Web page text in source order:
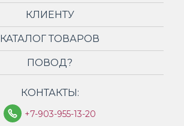
КЛИЕНТУ
КАТАЛОГ ТОВАРОВ
ПОВОД?
КОНТАКТЫ:
+7-903-955-13-20